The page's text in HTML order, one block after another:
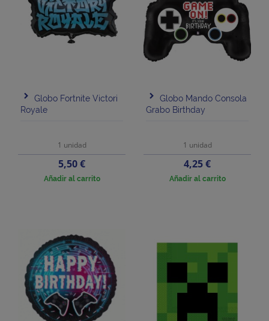
Globo Fortnite Victori
Royale
1 unidad
Precio
5,50 €
Añadir al carrito
Globo Mando Consola
Grabo Birthday
1 unidad
Precio
4,25 €
Añadir al carrito